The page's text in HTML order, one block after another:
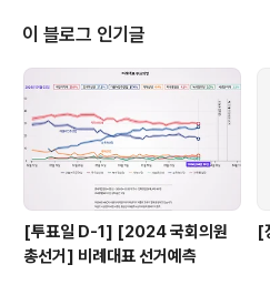
이 블로그 인기글
[투표일 D-1] [2024 국회의원
총선거] 비례대표 선거예측
[